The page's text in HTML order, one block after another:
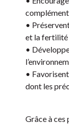
•
et la fertilité
•
•
dont les
Grâce à ces